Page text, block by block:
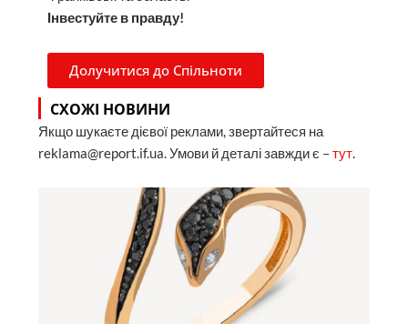
Інвестуйте в правду!
Долучитися до Спільноти
СХОЖІ НОВИНИ
Якщо шукаєте дієвої реклами, звертайтеся на
reklama@report.if.ua. Умови й деталі завжди є –тут.